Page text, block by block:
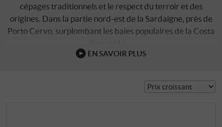
cépages traditionnels et le respect du terroir et des
origines. Dans la partie nord-est de la Sardaigne, près de
Porto Cervo, surplombant les baies populaires de la Costa
EN SAVOIR PLUS